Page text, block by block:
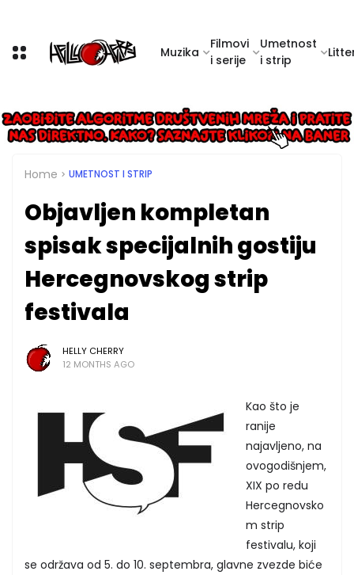
Muzika
Filmovi
i serije
Umetnost
i strip
Home UMETNOST I STRIP
Objavljen kompletan
spisak specijalnih gostiju
Hercegnovskog strip
festivala
HELLY CHERRY
12 MONTHS AGO
Kao što je
ranije
najavljeno, na
ovogodišnjem,
XIX po redu
Hercegnovsko
m strip
festivalu, koji
se održava od 5. do 10. septembra, glavne zvezde biće